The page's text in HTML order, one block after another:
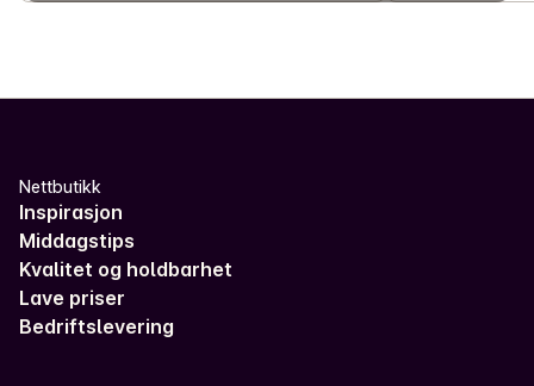
Nettbutikk
Inspirasjon
Middagstips
Kvalitet og holdbarhet
Lave priser
Bedriftslevering